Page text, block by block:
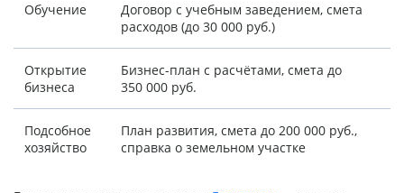
Обучение
Договор с учебным заведением, смета
расходов (до 30 000 руб.)
Открытие
бизнеса
Бизнес-план с расчётами, смета до
350 000 руб.
Подсобное
хозяйство
План развития, смета до 200 000 руб.,
справка о земельном участке